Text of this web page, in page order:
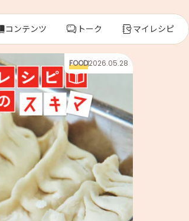
コンテンツ トーク マイレシピ
FOOD2026.05.28